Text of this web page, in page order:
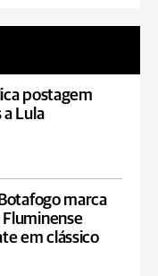
postagem
Lula
marca
em clássico